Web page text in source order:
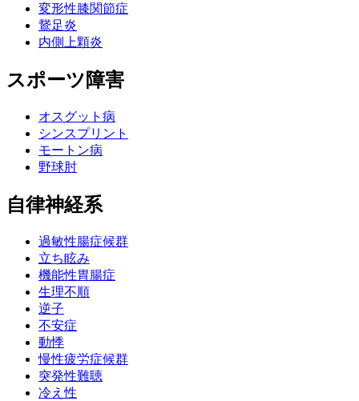
変形性膝関節症
鵞足炎
内側上顆炎
スポーツ障害
オスグット病
シンスプリント
モートン病
野球肘
自律神経系
過敏性腸症候群
立ち眩み
機能性胃腸症
生理不順
逆子
不安症
動悸
慢性疲労症候群
突発性難聴
冷え性